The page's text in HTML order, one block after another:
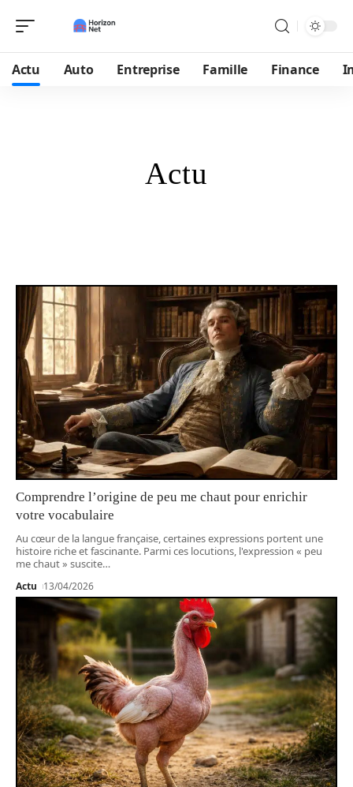
Actu Auto Entreprise Famille Finance
Actu
Comprendre l’origine de peu me chaut pour enrichir
votre vocabulaire
Au cœur de la langue française, certaines expressions portent une
histoire riche et fascinante. Parmi ces locutions, l'expression « peu
me chaut » suscite…
Actu 13/04/2026